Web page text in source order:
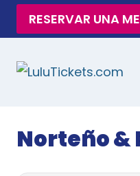
RESERVAR UNA
Norteño &